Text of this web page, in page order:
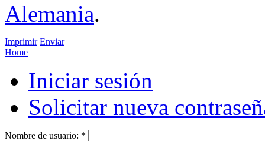
Alemania.
Imprimir Enviar
Home
Iniciar sesión
Solicitar nueva
Nombre de usuario: *